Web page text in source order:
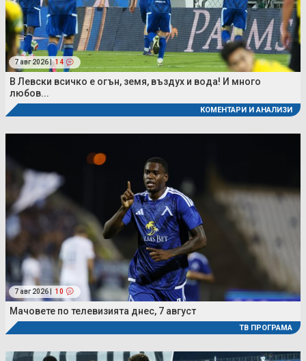
7 авг 2026 | 14
В Левски всичко е огън, земя, въздух и вода! И много
любов...
КОМЕНТАРИ И АНАЛИЗИ
7 авг 2026 | 10
Мачовете по телевизията днес, 7 август
ТВ ПРОГРАМА